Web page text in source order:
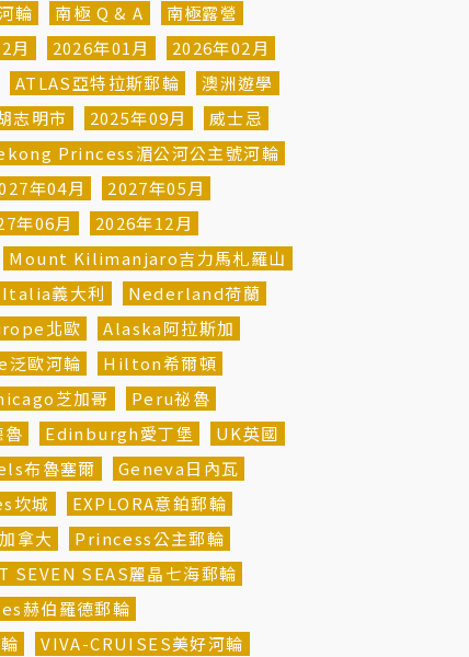
輪 南極 Q & A
南極露營
月 2026年01月
2026年02月
ATLAS亞特拉斯郵輪
澳洲遊學
志明市 2025年09月
威士忌
Princess湄公河公主號河輪
年04月
2027年05月
年06月
2026年12月
Mount Kilimanjaro吉力馬札羅山
Italia義大利
Nederland荷蘭
北歐
Alaska阿拉斯加
歐河輪
Hilton希爾頓
芝加哥
Peru祕魯
Edinburgh愛丁堡
UK英國
布魯塞爾
Geneva日內瓦
坎城
EXPLORA意鉑郵輪
拿大
Princess公主郵輪
SEVEN SEAS麗晶七海郵輪
赫伯羅德郵輪
VIVA-CRUISES美好河輪